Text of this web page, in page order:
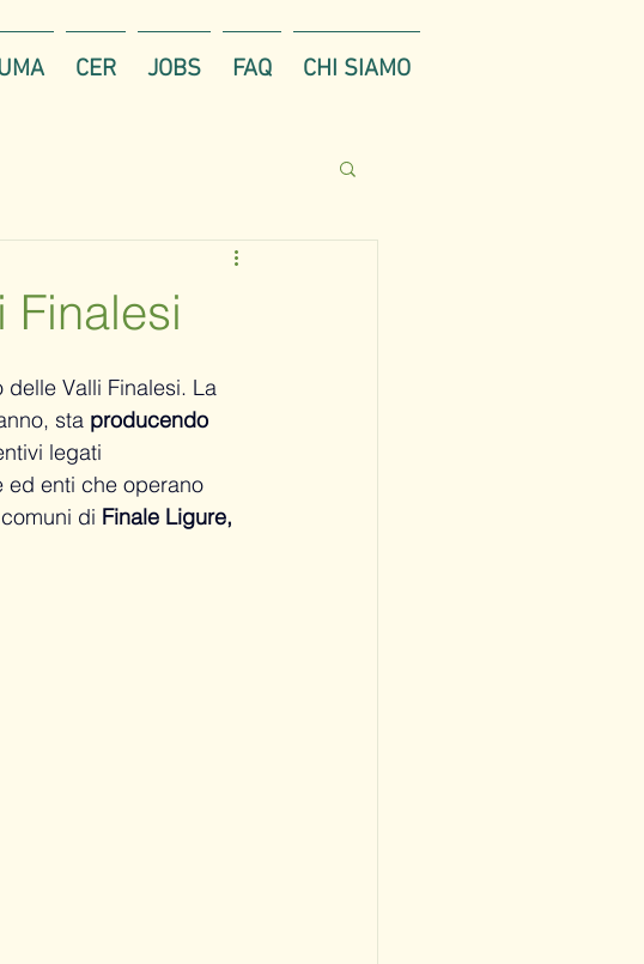
CER JOBS FAQ CHI SIAMO
Finalesi
delle Valli Finalesi. La
sta producendo
legati
ed enti che operano
di Finale Ligure,